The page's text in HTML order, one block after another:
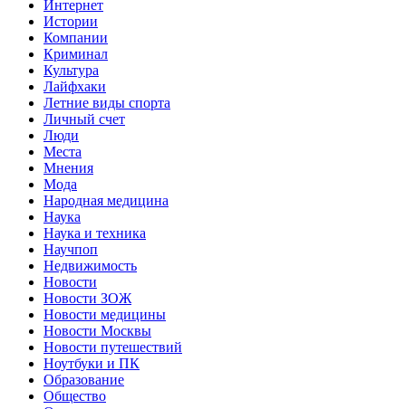
Интернет
Истории
Компании
Криминал
Культура
Лайфхаки
Летние виды спорта
Личный счет
Люди
Места
Мнения
Мода
Народная медицина
Наука
Наука и техника
Научпоп
Недвижимость
Новости
Новости ЗОЖ
Новости медицины
Новости Москвы
Новости путешествий
Ноутбуки и ПК
Образование
Общество